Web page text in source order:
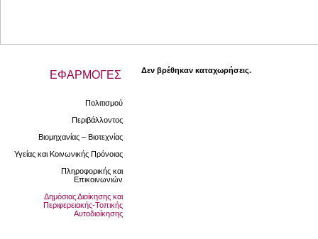
ΕΦΑΡΜΟΓΕΣ
Πολιτισμού
Περιβάλλοντος
Βιομηχανίας – Βιοτεχνίας
Υγείας και Κοινωνικής Πρόνοιας
Πληροφορικής και
Επικοινωνιών
Δημόσιας Διοίκησης και
Περιφερειακής-Τοπικής
Αυτοδιοίκησης
Δεν βρέθηκαν καταχωρήσεις.